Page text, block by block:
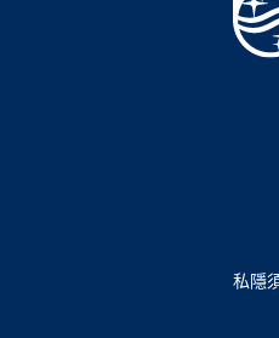
私隱